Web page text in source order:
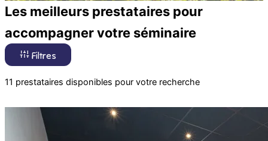
Les meilleurs prestataires pour
accompagner votre séminaire
Filtres
11 prestataires disponibles pour votre recherche